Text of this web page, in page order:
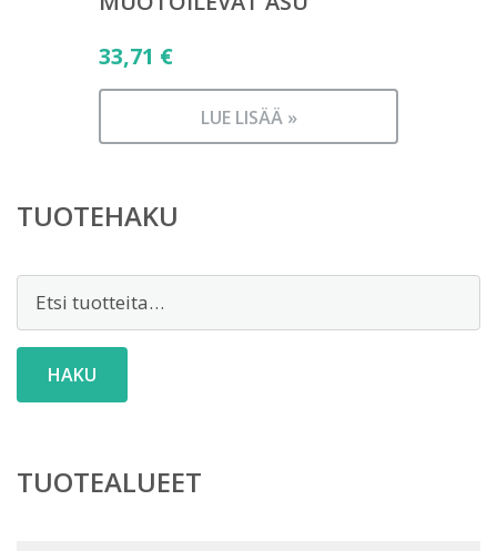
33,71 €
LUE LISÄÄ »
TUOTEHAKU
Etsi:
HAKU
TUOTEALUEET